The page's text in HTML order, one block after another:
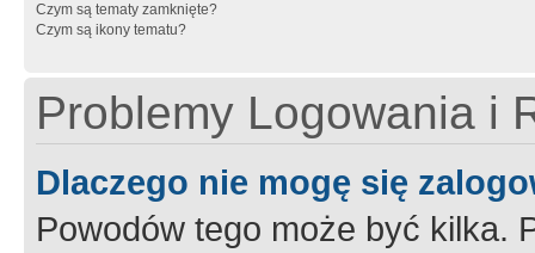
Czym są tematy zamknięte?
Czym są ikony tematu?
Problemy Logowania i
Dlaczego nie mogę się
Powodów tego może być kilka.